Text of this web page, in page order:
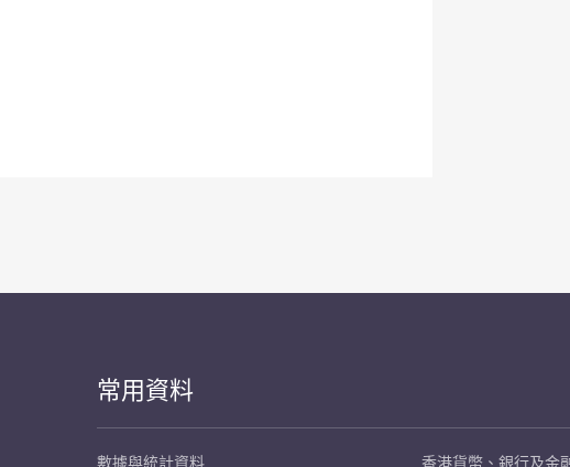
常用資料
數據與統計資料 香港貨幣、銀行及金